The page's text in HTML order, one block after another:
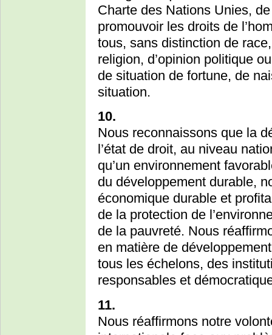
Charte des Nations Unies,
promouvoir les droits de
tous, sans distinction de
religion, d’opinion politique
de situation de fortune, de
situation.
10.
Nous reconnaissons que la
l’état de droit, au niveau
qu’un environnement
du développement durable,
économique durable et
de la protection de
de la pauvreté. Nous
en matière de
tous les échelons, des
responsables et
11.
Nous réaffirmons notre